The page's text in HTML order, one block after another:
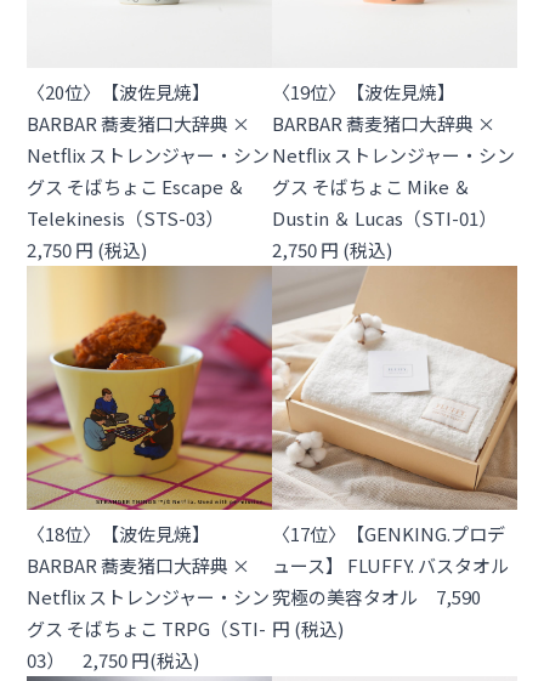
〈20位〉【波佐見焼】
BARBAR 蕎麦猪口大辞典 ×
Netflix ストレンジャー・シン
グス そばちょこ Escape ＆
Telekinesis（STS-03）
2,750 円 (税込)
〈19位〉【波佐見焼】
BARBAR 蕎麦猪口大辞典 ×
Netflix ストレンジャー・シン
グス そばちょこ Mike ＆
Dustin ＆ Lucas（STI-01）
2,750 円 (税込)
〈18位〉【波佐見焼】
BARBAR 蕎麦猪口大辞典 ×
Netflix ストレンジャー・シン
グス そばちょこ TRPG（STI-
03） 2,750 円(税込)
〈17位〉【GENKING.プロデ
ュース】 FLUFFY. バスタオル
究極の美容タオル 7,590
円 (税込)